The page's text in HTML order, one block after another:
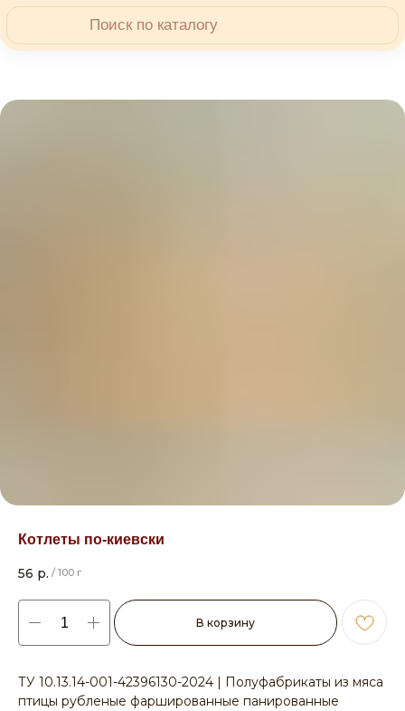
Котлеты по-киевски
56 р. / 100 г
В корзину
ТУ 10.13.14-001-42396130-2024 | Полуфабрикаты из мяса
птицы рубленые фаршированные панированные